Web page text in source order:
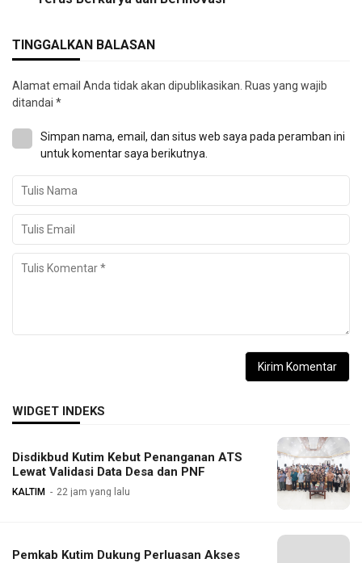
TINGGALKAN BALASAN
Alamat email Anda tidak akan dipublikasikan. Ruas yang wajib
ditandai *
Simpan nama, email, dan situs web saya pada peramban ini
untuk komentar saya berikutnya.
WIDGET INDEKS
Disdikbud Kutim Kebut Penanganan ATS
Lewat Validasi Data Desa dan PNF
KALTIM 22 jam yang lalu
Pemkab Kutim Dukung Perluasan Akses